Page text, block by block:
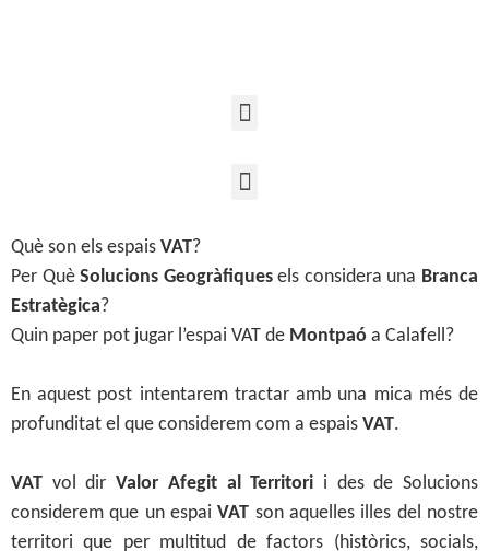
Què son els espais VAT?
Per QuèSolucions Geogràfiquesels considera una Branca
Estratègica?
Quin paper pot jugar l’espai VAT de Montpaó a Calafell?
En aquest post intentarem tractar amb una mica més de
profunditat el que considerem com a espais VAT.
VAT vol dirValor Afegit al Territori i des de Solucions
considerem que un espaiVAT son aquelles illes del nostre
territori que per multitud de factors (històrics, socials,